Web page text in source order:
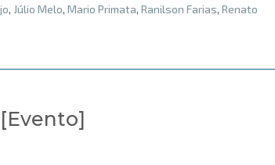
, Júlio Melo, Mario Primata, Ranilson Farias, Renato